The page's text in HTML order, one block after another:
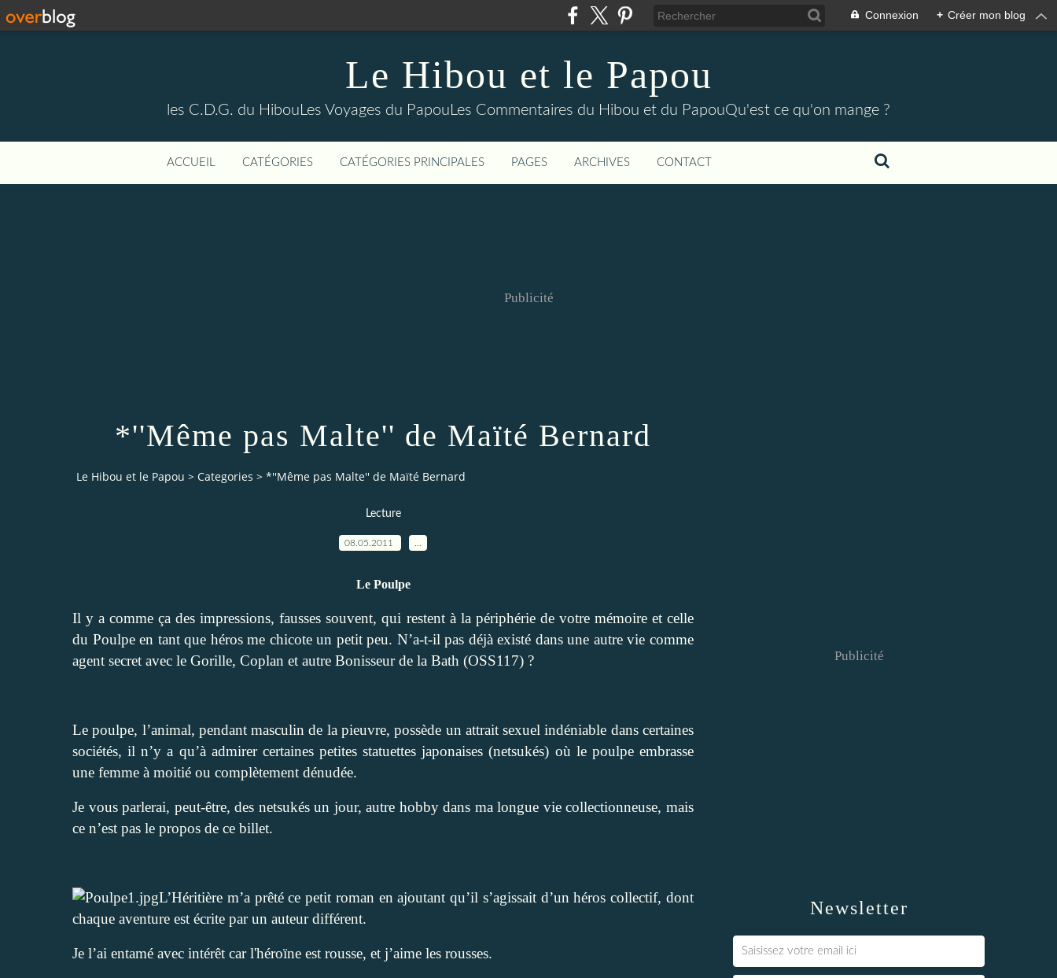
Connexion + Créer mon blog
Le Hibou et le Papou
les C.D.G. du HibouLes Voyages du PapouLes Commentaires du Hibou et du PapouQu'est ce qu'on mange ?
ACCUEIL CATÉGORIES CATÉGORIES PRINCIPALES PAGES ARCHIVES CONTACT
Publicité
*''Même pas Malte'' de Maïté Bernard
Le Hibou et le Papou > Categories > *''Même pas Malte'' de Maïté Bernard
Lecture
08.05.2011
Le Poulpe
Il y a comme ça des impressions, fausses souvent, qui restent à la périphérie de votre mémoire et celle
du Poulpe en tant que héros me chicote un petit peu. N’a-t-il pas déjà existé dans une autre vie comme
agent secret avec le Gorille, Coplan et autre Bonisseur de la Bath (OSS117) ?
Le poulpe, l’animal, pendant masculin de la pieuvre, possède un attrait sexuel indéniable dans certaines
sociétés, il n’y a qu’à admirer certaines petites statuettes japonaises (netsukés) où le poulpe embrasse
une femme à moitié ou complètement dénudée.
Je vous parlerai, peut-être, des netsukés un jour, autre hobby dans ma longue vie collectionneuse, mais
ce n’est pas le propos de ce billet.
L’Héritière m’a prêté ce petit roman en ajoutant qu’il s’agissait d’un héros collectif, dont
chaque aventure est écrite par un auteur différent.
Je l’ai entamé avec intérêt car l'héroïne est rousse, et j’aime les rousses.
Newsletter
Publicité